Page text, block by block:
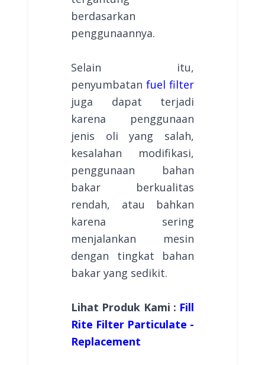
berdasarkan
penggunaannya.
Selain itu,
penyumbatan fuel filter
juga dapat terjadi
karena penggunaan
jenis oli yang salah,
kesalahan modifikasi,
penggunaan bahan
bakar berkualitas
rendah, atau bahkan
karena sering
menjalankan mesin
dengan tingkat bahan
bakar yang sedikit.
Lihat Produk Kami : Fill
Rite Filter Particulate -
Replacement